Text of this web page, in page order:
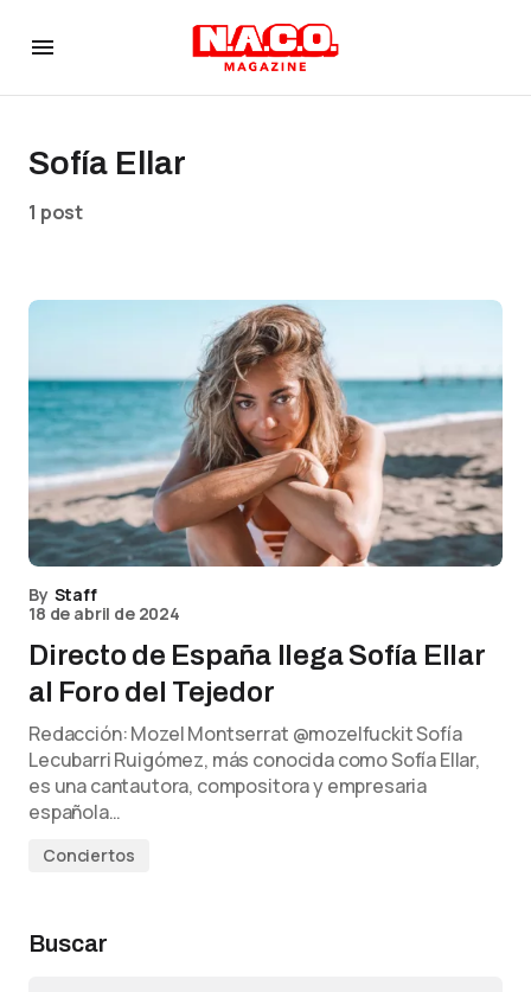
Sofía Ellar
1 post
By Staff
18 de abril de 2024
Directo de España llega Sofía Ellar
al Foro del Tejedor
Redacción: Mozel Montserrat @mozelfuckit Sofía
Lecubarri Ruigómez, más conocida como Sofía Ellar,
es una cantautora, compositora y empresaria
española…
Conciertos
Buscar